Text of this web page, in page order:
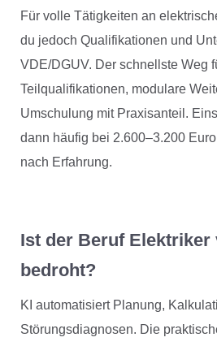
Für volle Tätigkeiten an
du jedoch Qualifikationen und
VDE/DGUV. Der schnellste Weg
Teilqualifikationen, modulare
Umschulung mit Praxisanteil.
dann häufig bei 2.600–3.200
nach Erfahrung.
Ist der Beruf Elektriker
bedroht?
KI automatisiert Planung,
Störungsdiagnosen. Die